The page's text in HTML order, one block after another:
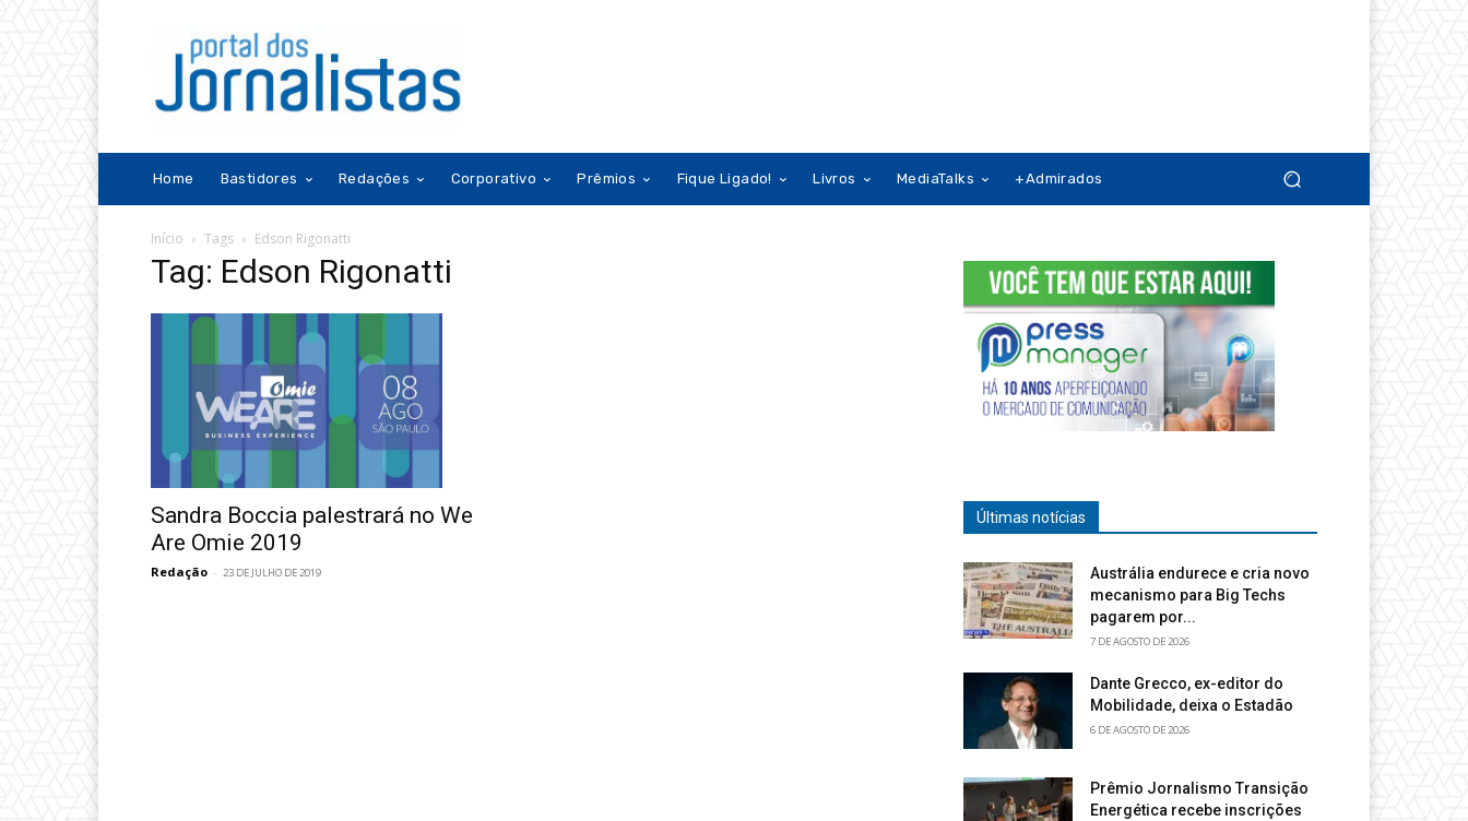
Home Bastidores Redações Corporativo Prêmios Fique Ligado! Livros MediaTalks +Admirados
Início Tags Edson Rigonatti
Tag: Edson Rigonatti
Sandra Boccia palestrará no We
Are Omie 2019
Redação - 23 DE JULHO DE 2019
Últimas notícias
Austrália endurece e cria novo
mecanismo para Big Techs
pagarem por...
7 DE AGOSTO DE 2026
Dante Grecco, ex-editor do
Mobilidade, deixa o Estadão
6 DE AGOSTO DE 2026
Prêmio Jornalismo Transição
Energética recebe inscrições